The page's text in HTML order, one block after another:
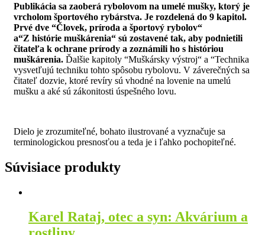
Publikácia sa zaoberá rybolovom na umelé mušky, ktorý je
vrcholom športového rybárstva. Je rozdelená do 9 kapitol.
Prvé dve “Človek, príroda a športový rybolov“
a“Z histórie muškárenia“ sú zostavené tak, aby podnietili
čitateľa k ochrane prírody a zoznámili ho s históriou
muškárenia. Ďalšie kapitoly “Muškársky výstroj“ a “Technika
vysvetľujú techniku tohto spôsobu rybolovu. V záverečných sa
čitateľ dozvie, ktoré revíry sú vhodné na lovenie na umelú
mušku a aké sú zákonitosti úspešného lovu.
Dielo je zrozumiteľné, bohato ilustrované a vyznačuje sa
terminologickou presnosťou a teda je i ľahko pochopiteľné.
Súvisiace produkty
Karel Rataj, otec a syn: Akvárium a